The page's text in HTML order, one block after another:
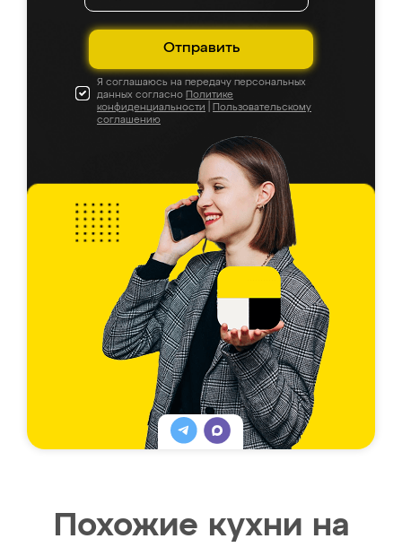
Отправить
Я соглашаюсь на передачу персональных
данных согласно Политике
конфиденциальности
Пользовательскому
соглашению
Похожие кухни на